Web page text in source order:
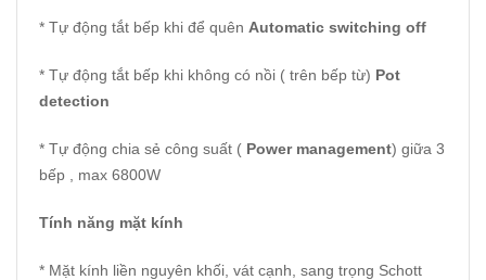
* Tự động tắt bếp khi để quên Automatic switching off
* Tự động tắt bếp khi không có nồi ( trên bếp từ) Pot
detection
* Tự động chia sẻ công suất ( Power management) giữa 3
bếp , max 6800W
Tính năng mặt kính
* Mặt kính liền nguyên khối, vát cạnh, sang trọng Schott